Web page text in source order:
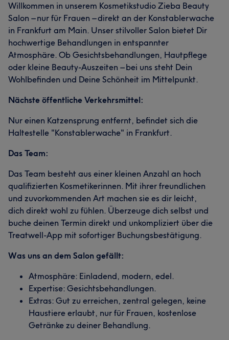
Willkommen in unserem Kosmetikstudio Zieba Beauty
Salon – nur für Frauen – direkt an der Konstablerwache
in Frankfurt am Main. Unser stilvoller Salon bietet Dir
hochwertige Behandlungen in entspannter
Atmosphäre. Ob Gesichtsbehandlungen, Hautpflege
oder kleine Beauty-Auszeiten – bei uns steht Dein
Wohlbefinden und Deine Schönheit im Mittelpunkt.
Nächste öffentliche Verkehrsmittel:
Nur einen Katzensprung entfernt, befindet sich die
Haltestelle "Konstablerwache" in Frankfurt.
Das Team:
Das Team besteht aus einer kleinen Anzahl an hoch
qualifizierten Kosmetikerinnen. Mit ihrer freundlichen
und zuvorkommenden Art machen sie es dir leicht,
dich direkt wohl zu fühlen. Überzeuge dich selbst und
buche deinen Termin direkt und unkompliziert über die
Treatwell-App mit sofortiger Buchungsbestätigung.
Was uns an dem Salon gefällt:
Atmosphäre: Einladend, modern, edel.
Expertise: Gesichtsbehandlungen.
Extras: Gut zu erreichen, zentral gelegen, keine
Haustiere erlaubt, nur für Frauen, kostenlose
Getränke zu deiner Behandlung.